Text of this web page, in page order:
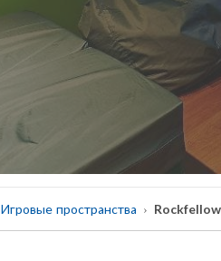
Игровые пространства